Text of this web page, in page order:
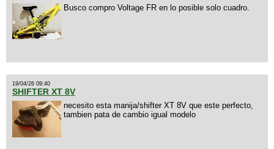
Busco compro Voltage FR en lo posible solo cuadro.
19/04/26 09:40
SHIFTER XT 8V
necesito esta manija/shifter XT 8V que este perfecto,
tambien pata de cambio igual modelo